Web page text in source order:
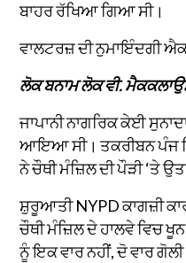
ਬਾਹਰ ਰੱਖਿਆ ਗਿਆ ਸੀ।
ਵਾਲਟਰਜ਼ ਦੀ ਨੁਮਾਇੰਦਗੀ
ਲੋਕ ਬਨਾਮ ਲੋਕ ਵੀ.
ਜਾਪਾਨੀ ਨਾਗਰਿਕ ਕੇਈ
ਆਇਆ ਸੀ। ਤਕਰੀਬਨ ਪੰਜ
ਨੇ ਚੌਥੀ ਮੰਜ਼ਿਲ ਦੀ ਪੌੜੀ ‘ਤੇ
ਸ਼ੁਰੂਆਤੀ NYPD ਕਾਗਜ਼ੀ
ਚੌਥੀ ਮੰਜ਼ਿਲ ਦੇ ਹਾਲਵੇ ਵਿਚ
ਨੂੰ ਇਕ ਵਾਰ ਨਹੀਂ, ਦੋ ਵਾਰ